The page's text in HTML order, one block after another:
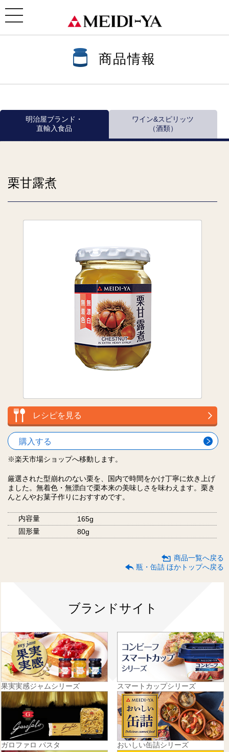
toggle
navigation
商品情報
明治屋ブランド・
直輸入食品
ワイン&スピリッツ
（酒類）
栗甘露煮
レシピを見る
購入する
※楽天市場ショップへ移動します。
厳選された型崩れのない栗を、国内で時間をかけ丁寧に炊き上げ
ました。無着色・無漂白で栗本来の美味しさを味わえます。栗き
んとんやお菓子作りにおすすめです。
内容量
165g
固形量
80g
商品一覧へ戻る
瓶・缶詰 ほかトップへ戻る
ブランドサイト
果実実感ジャムシリーズ スマートカップシリーズ
ガロファロ パスタ おいしい缶詰シリーズ